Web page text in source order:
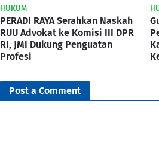
HUKUM
PERADI RAYA Serahkan Naskah
RUU Advokat ke Komisi III DPR
RI, JMI Dukung Penguatan
Profesi
Post a Comment